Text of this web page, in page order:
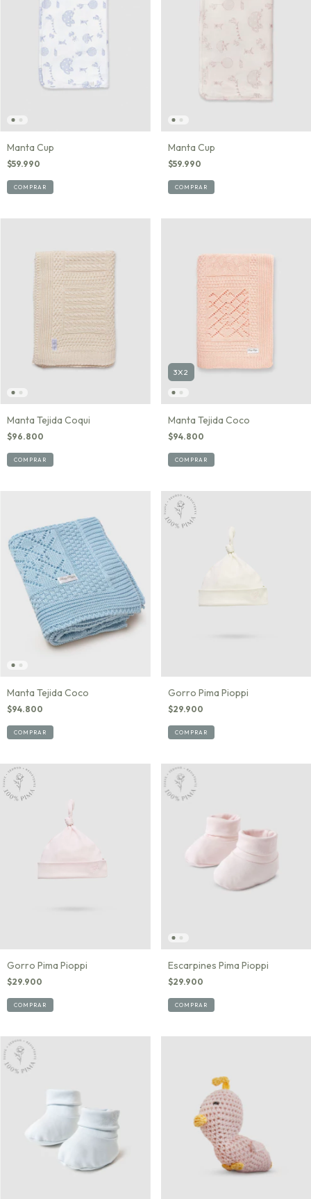
Manta Cup
$59.990
COMPRAR
Manta Cup
$59.990
COMPRAR
Manta Tejida Coqui
$96.800
COMPRAR
3X2
Manta Tejida Coco
$94.800
COMPRAR
Manta Tejida Coco
$94.800
COMPRAR
Gorro Pima Pioppi
$29.900
COMPRAR
Gorro Pima Pioppi
$29.900
COMPRAR
Escarpines Pima Pioppi
$29.900
COMPRAR